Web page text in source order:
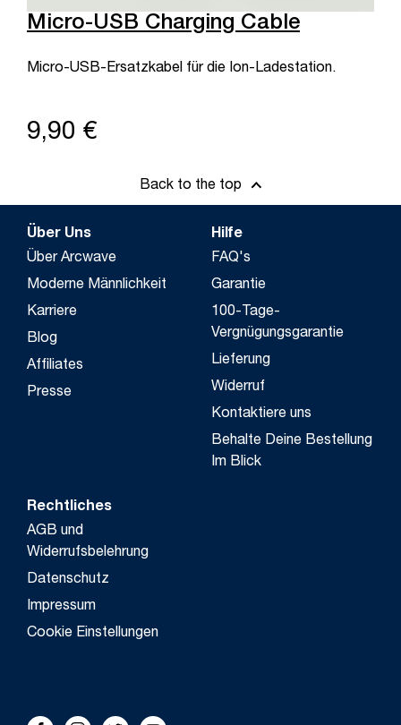
Micro-USB Charging Cable
Micro-USB-Ersatzkabel für die Ion-Ladestation.
9,90 €
Back to the top
Über Uns
Über Arcwave
Moderne Männlichkeit
Karriere
Blog
Affiliates
Presse
Hilfe
FAQ's
Garantie
100-Tage-
Vergnügungsgarantie
Lieferung
Widerruf
Kontaktiere uns
Behalte Deine Bestellung
Im Blick
Rechtliches
AGB und
Widerrufsbelehrung
Datenschutz
Impressum
Cookie Einstellungen
FOLLOW US!